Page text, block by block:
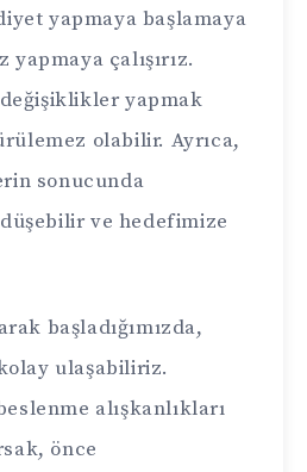
yapmaya başlamaya
yapmaya çalışırız.
yapmak
olabilir. Ayrıca,
sonucunda
ve hedefimize
başladığımızda,
ulaşabiliriz.
alışkanlıkları
önce